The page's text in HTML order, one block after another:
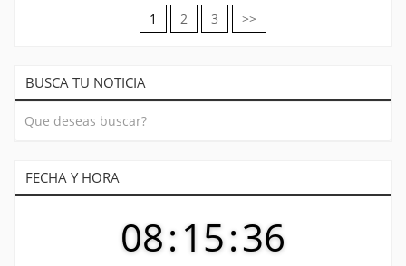
Navegación
de
entradas
1 2 3 >>
BUSCA TU NOTICIA
FECHA Y HORA
08:15:37